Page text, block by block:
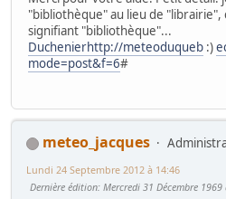
"bibliothèque" au lieu de "librairie",
signifiant "bibliothèque"...
Duchenierhttp://meteoduqueb :)
mode=post&f=6#
meteo_jacques
Lundi 24 Septembre 2012 à 14:46
Dernière édition: Mercredi 31 Décembre